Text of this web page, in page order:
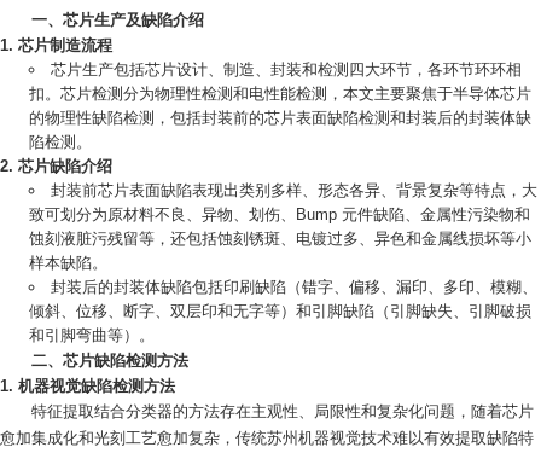
一、芯片生产及缺陷介绍
芯片制造流程
芯片生产包括芯片设计、制造、封装和检测四大环节，各环节环环相
扣。芯片检测分为物理性检测和电性能检测，本文主要聚焦于半导体芯片
的物理性缺陷检测，包括封装前的芯片表面缺陷检测和封装后的封装体缺
陷检测。
芯片缺陷介绍
封装前芯片表面缺陷表现出类别多样、形态各异、背景复杂等特点，大
致可划分为原材料不良、异物、划伤、Bump 元件缺陷、金属性污染物和
蚀刻液脏污残留等，还包括蚀刻锈斑、电镀过多、异色和金属线损坏等小
样本缺陷。
封装后的封装体缺陷包括印刷缺陷（错字、偏移、漏印、多印、模糊、
倾斜、位移、断字、双层印和无字等）和引脚缺陷（引脚缺失、引脚破损
和引脚弯曲等）。
二、芯片缺陷检测方法
机器视觉缺陷检测方法
特征提取结合分类器的方法存在主观性、局限性和复杂化问题，随着芯片
愈加集成化和光刻工艺愈加复杂，传统苏州机器视觉技术难以有效提取缺陷特